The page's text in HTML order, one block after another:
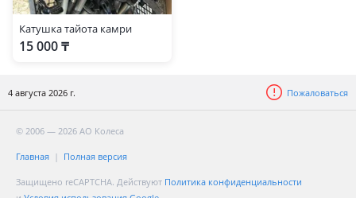
Катушка тайота камри
15 000 ₸
4 августа 2026 г. Пожаловаться
© 2006 — 2026 АО Колеса
Главная Полная версия
Защищено reCAPTCHA. Действуют Политика конфиденциальности